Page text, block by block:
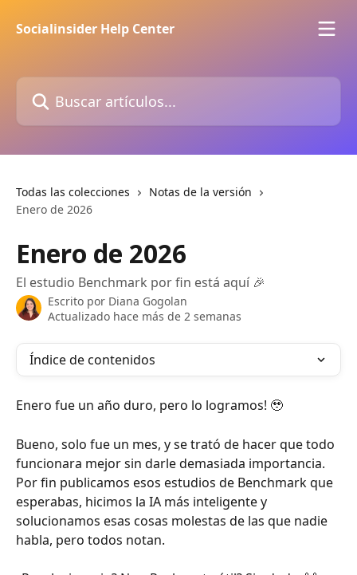
Socialinsider Help Center
Buscar artículos...
Todas las colecciones
Notas de la versión
Enero de 2026
Enero de 2026
El estudio Benchmark por fin está aquí 🎉
Escrito por Diana Gogolan
Actualizado hace más de 2 semanas
Índice de contenidos
Enero fue un año duro, pero lo logramos! 🥹
Bueno, solo fue un mes, y se trató de hacer que todo
funcionara mejor sin darle demasiada importancia.
Por fin publicamos esos estudios de Benchmark que
esperabas, hicimos la IA más inteligente y
solucionamos esas cosas molestas de las que nadie
habla, pero todos notan.